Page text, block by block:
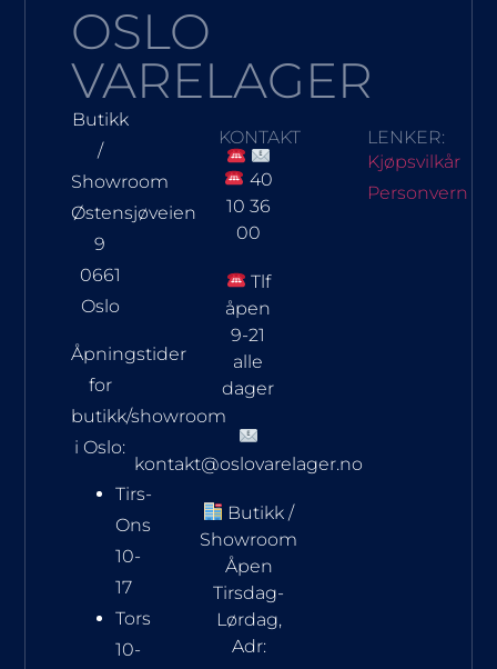
OSLO
VARELAGER
Butikk
/
Showroom
Østensjøveien
9
0661
Oslo
Åpningstider
for
butikk/showroom
i Oslo:
Tirs-
Ons
10-
17
Tors
10-
KONTAKT
40
10 36
00
Tlf
åpen
9-21
alle
dager
kontakt@oslovarelager.no
Butikk /
Showroom
Åpen
Tirsdag-
Lørdag,
Adr:
LENKER:
Kjøpsvilkår
Personvern